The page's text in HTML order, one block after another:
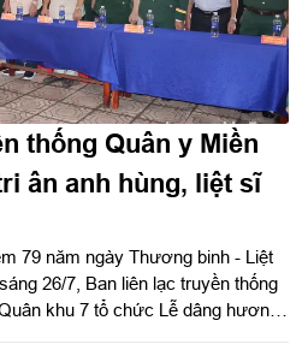
thống Quân y Miền
ân anh hùng, liệt sĩ
79 năm ngày Thương binh - Liệt
26/7, Ban liên lạc truyền thống
khu 7 tổ chức Lễ dâng hương